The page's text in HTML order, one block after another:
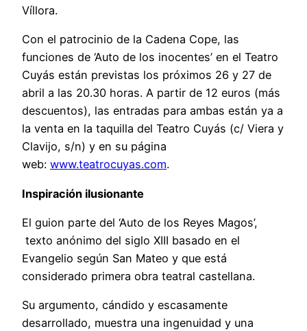
Víllora.
Con el patrocinio de la Cadena Cope, las
funciones de ‘Auto de los inocentes’ en el Teatro
Cuyás están previstas los próximos 26 y 27 de
abril a las 20.30 horas. A partir de 12 euros (más
descuentos), las entradas para ambas están ya a
la venta en la taquilla del Teatro Cuyás (c/ Viera y
Clavijo, s/n) y en su página
web: www.teatrocuyas.com.
Inspiración ilusionante
El guion parte del ‘Auto de los Reyes Magos’,
texto anónimo del siglo XIII basado en el
Evangelio según San Mateo y que está
considerado primera obra teatral castellana.
Su argumento, cándido y escasamente
desarrollado, muestra una ingenuidad y una